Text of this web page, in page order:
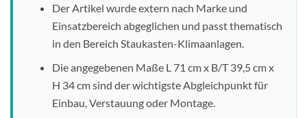
Der Artikel wurde extern nach Marke und
Einsatzbereich abgeglichen und passt thematisch
in den Bereich Staukasten-Klimaanlagen.
Die angegebenen Maße L 71 cm x B/T 39,5 cm x
H 34 cm sind der wichtigste Abgleichpunkt für
Einbau, Verstauung oder Montage.